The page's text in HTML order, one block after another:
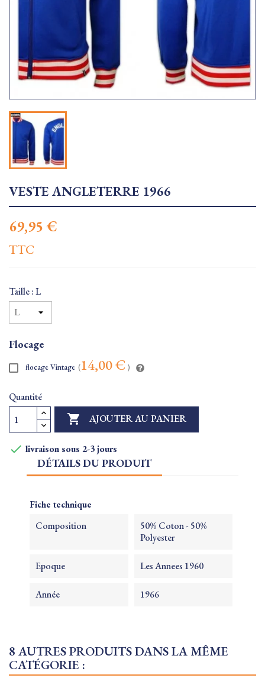
VESTE ANGLETERRE 1966
69,95 €
TTC
Taille : L
Flocage
flocage Vintage (14,00 € )
Quantité
 AJOUTER AU PANIER
 livraison sous 2-3 jours
DÉTAILS DU PRODUIT
Fiche technique
Composition
50% Coton - 50%
Polyester
Epoque Les Annees 1960
Année 1966
8 AUTRES PRODUITS DANS LA MÊME
CATÉGORIE :